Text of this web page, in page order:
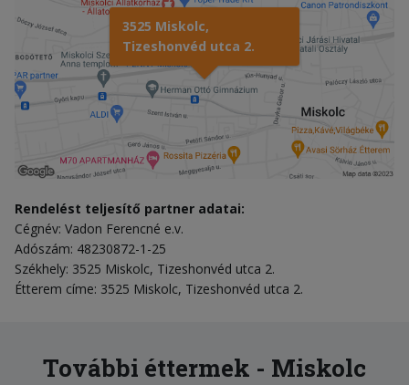
3525 Miskolc,
Tizeshonvéd utca 2.
Rendelést teljesítő partner adatai:
Cégnév: Vadon Ferencné e.v.
Adószám: 48230872-1-25
Székhely: 3525 Miskolc, Tizeshonvéd utca 2.
Étterem címe: 3525 Miskolc, Tizeshonvéd utca 2.
További éttermek - Miskolc